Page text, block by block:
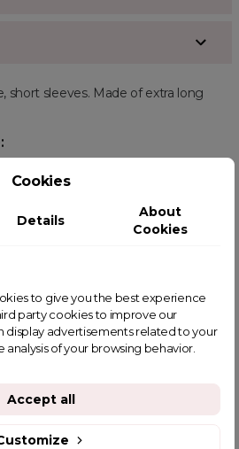
short sleeves. Made of extra long
ALSO LIKE
Cookies
Details
About
Cookies
to give you the best experience
party cookies to improve our
display advertisements related to your
of your browsing behavior.
Accept all